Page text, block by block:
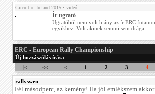
Circuit of Ireland 2015 • videó
Ír ugrató
Ugratóból nem volt hiány az ír ERC
egyikhez. Volt akinek semmi sem drága...
ERC - European Rally Championship
Új hozzászólás írása
|<
<< < 1 2 3 4
rallyswen
Fél másodperc, az kemény! Ha jól emlékszem